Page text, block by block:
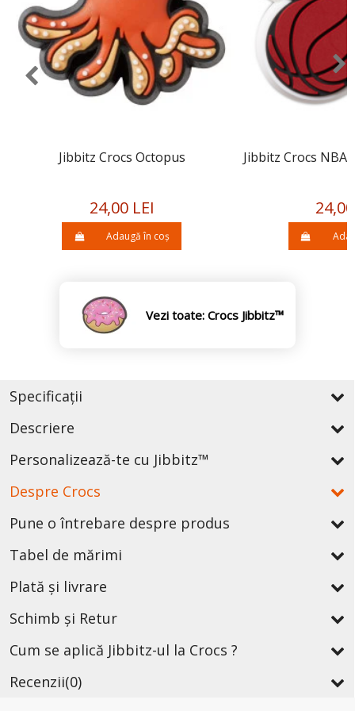
Jibbitz Crocs Octopus
24,00 LEI
Adaugă în coș
Jibbitz Crocs NBA
Vezi toate: Crocs Jibbitz™
Specificații
Descriere
Personalizează-te cu Jibbitz™
Despre Crocs
Pune o întrebare despre produs
Tabel de mărimi
Plată și livrare
Schimb și Retur
Cum se aplică Jibbitz-ul la Crocs ?
Recenzii(0)